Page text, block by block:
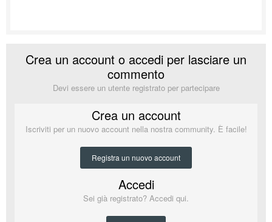
Crea un account o accedi per lasciare un
commento
Devi essere un utente registrato per partecipare
Crea un account
Iscriviti per un nuovo account nella nostra community. È facile!
Registra un nuovo account
Accedi
Sei già registrato? Accedi qui.